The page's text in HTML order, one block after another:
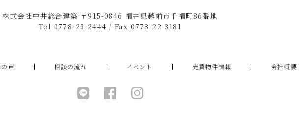
株式会社中井総合建築 〒915-0846 福井県越前市千福町86番地
Tel 0778-23-2444 / Fax 0778-22-3181
の声 相談の流れ イベント 売買物件情報 会社概要